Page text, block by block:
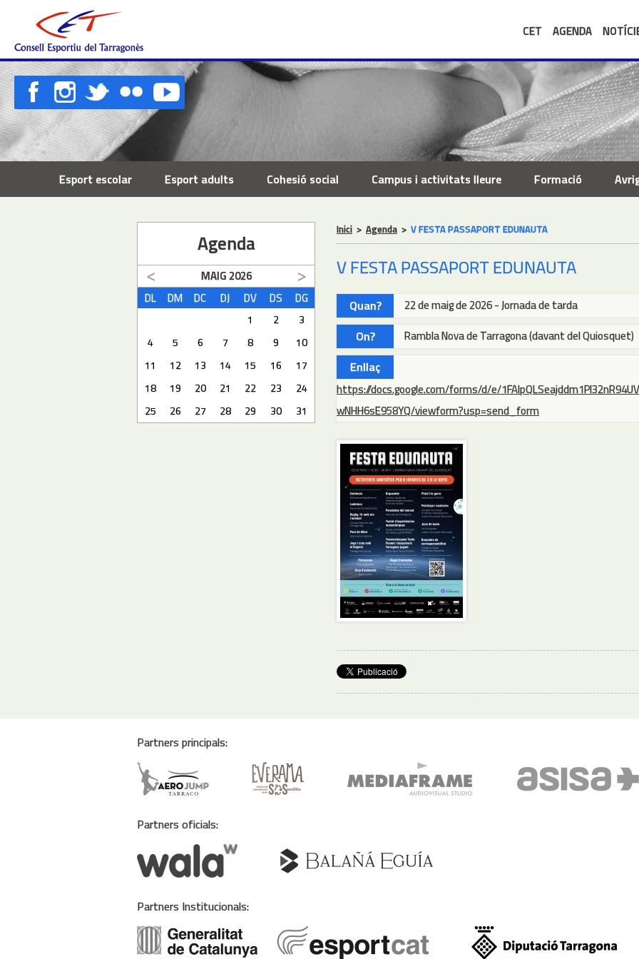
CET AGENDA
Esport escolar Esport adults Cohesió social Campus i activitats lleure Formació
Agenda
MAIG2026
DL
DM DC DJ DV DS DG
1 2
3
4
5 6 7 8 9
10
11
12 13 14 15 16
17
18
19 20 21 22 23
24
25
26 27 28 29 30 31
Inici > Agenda > V FESTA PASSAPORT EDUNAUTA
V FESTA PASSAPORT EDUNAUTA
Quan? 22 de maig de 2026 - Jornada de tarda
On? Rambla Nova de Tarragona (davant del Quiosquet)
Enllaç
https://docs.google.com/forms/d/e/
wNHH6sE958YQ/viewform?usp=send_form
Partners principals:
Partners oficials:
Partners Institucionals: